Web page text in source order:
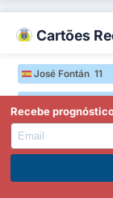
Cartões
José Fontán 11
Tiago Esgaio 10
Hyun-ju Lee 9
Recebe